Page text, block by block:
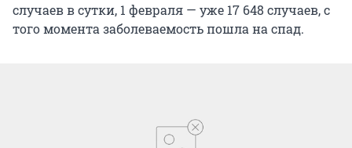
случаев в сутки, 1 февраля — уже 17 648 случаев, с
того момента заболеваемость пошла на спад.